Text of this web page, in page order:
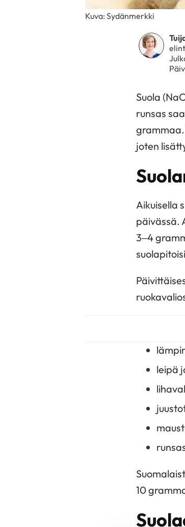
Kuva: Sydänmerkki
Suola
runsas
joten
Aikuisella
päivässä.
3–4
leipä
10